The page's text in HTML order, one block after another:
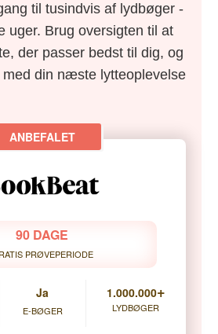
til tusindvis af lydbøger -
uger. Brug oversigten til at
der passer bedst til dig, og
med din næste lytteoplevelse
90 DAGE
PRØVEPERIODE
Ja
E-BØGER
1.000.000+
LYDBØGER